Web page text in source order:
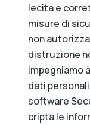
lecita e
misure di
non
distruzione
impegniamo
dati
software
cripta le